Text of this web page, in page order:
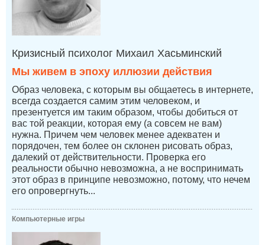
Кризисный психолог Михаил Хасьминский
Мы живем в эпоху иллюзии действия
Образ человека, с которым вы общаетесь в интернете,
всегда создается самим этим человеком, и
презентуется им таким образом, чтобы добиться от
вас той реакции, которая ему (а совсем не вам)
нужна. Причем чем человек менее адекватен и
порядочен, тем более он склонен рисовать образ,
далекий от действительности. Проверка его
реальности обычно невозможна, а не воспринимать
этот образ в принципе невозможно, потому, что нечем
его опровергнуть...
Компьютерные игры